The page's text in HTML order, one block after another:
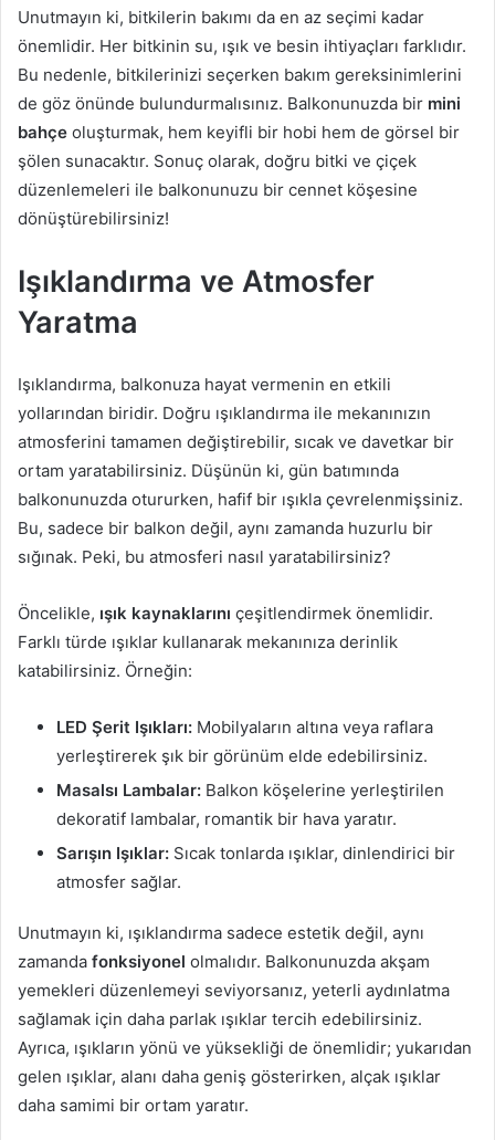
Unutmayın ki, bitkilerin bakımı da en az seçimi kadar
önemlidir. Her bitkinin su, ışık ve besin ihtiyaçları farklıdır.
Bu nedenle, bitkilerinizi seçerken bakım gereksinimlerini
de göz önünde bulundurmalısınız. Balkonunuzda bir mini
bahçe oluşturmak, hem keyifli bir hobi hem de görsel bir
şölen sunacaktır. Sonuç olarak, doğru bitki ve çiçek
düzenlemeleri ile balkonunuzu bir cennet köşesine
dönüştürebilirsiniz!
Işıklandırma ve Atmosfer
Yaratma
Işıklandırma, balkonuza hayat vermenin en etkili
yollarından biridir. Doğru ışıklandırma ile mekanınızın
atmosferini tamamen değiştirebilir, sıcak ve davetkar bir
ortam yaratabilirsiniz. Düşünün ki, gün batımında
balkonunuzda otururken, hafif bir ışıkla çevrelenmişsiniz.
Bu, sadece bir balkon değil, aynı zamanda huzurlu bir
sığınak. Peki, bu atmosferi nasıl yaratabilirsiniz?
Öncelikle, ışık kaynaklarını çeşitlendirmek önemlidir.
Farklı türde ışıklar kullanarak mekanınıza derinlik
katabilirsiniz. Örneğin:
LED Şerit Işıkları: Mobilyaların altına veya raflara
yerleştirerek şık bir görünüm elde edebilirsiniz.
Masalsı Lambalar: Balkon köşelerine yerleştirilen
dekoratif lambalar, romantik bir hava yaratır.
Sarışın Işıklar: Sıcak tonlarda ışıklar, dinlendirici bir
atmosfer sağlar.
Unutmayın ki, ışıklandırma sadece estetik değil, aynı
zamanda fonksiyonel olmalıdır. Balkonunuzda akşam
yemekleri düzenlemeyi seviyorsanız, yeterli aydınlatma
sağlamak için daha parlak ışıklar tercih edebilirsiniz.
Ayrıca, ışıkların yönü ve yüksekliği de önemlidir; yukarıdan
gelen ışıklar, alanı daha geniş gösterirken, alçak ışıklar
daha samimi bir ortam yaratır.